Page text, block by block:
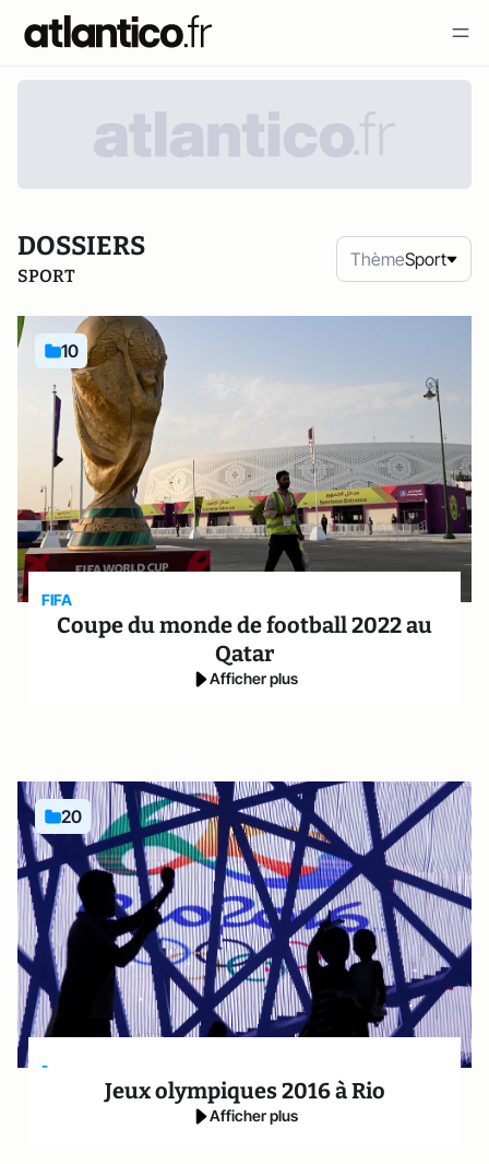
DOSSIERS
SPORT
ThèmeSport
10
FIFA
Coupe du monde de football 2022 au
Qatar
Afficher plus
20
-
Jeux olympiques 2016 à Rio
Afficher plus